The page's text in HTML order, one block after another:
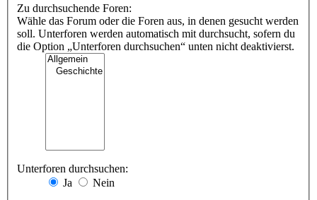
Zu durchsuchende Foren:
Wähle das Forum oder die Foren aus, in denen gesucht werden
soll. Unterforen werden automatisch mit durchsucht, sofern du
die Option „Unterforen durchsuchen“ unten nicht deaktivierst.
Unterforen durchsuchen:
Ja
Nein